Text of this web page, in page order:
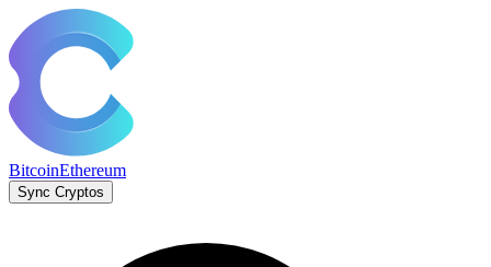
BitcoinEthereum
Sync Cryptos